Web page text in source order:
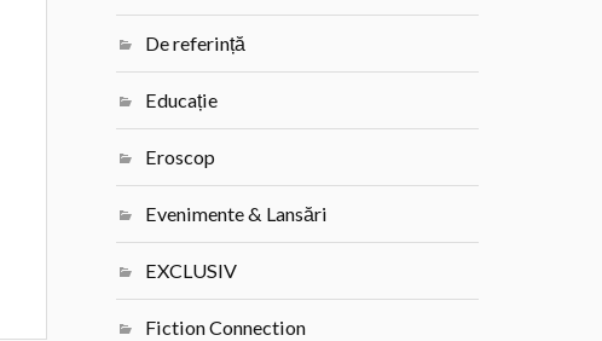
De referință
Educație
Eroscop
Evenimente & Lansări
EXCLUSIV
Fiction Connection